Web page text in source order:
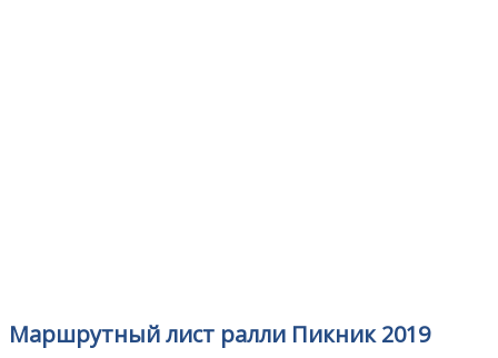
Маршрутный лист ралли Пикник 2019